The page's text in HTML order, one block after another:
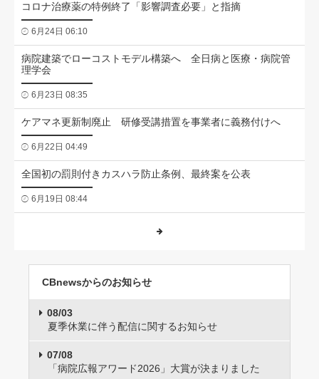
コロナ治療薬の特例終了「影響調査必要」と指摘
6月24日 06:10
病院建築でローコストモデル構築へ 全日病と医療・病院管
理学会
6月23日 08:35
ケアマネ更新制廃止 研修受講措置を事業者に義務付けへ
6月22日 04:49
全国初の罰則付きカスハラ防止条例、最終案を公表
6月19日 08:44
CBnewsからのお知らせ
08/03
夏季休業に伴う配信に関するお知らせ
07/08
「病院広報アワード2026」大賞が決まりました